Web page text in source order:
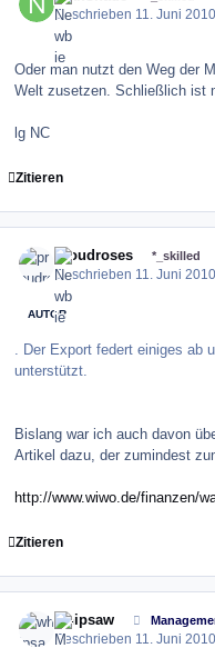
Geschrieben 11. Juni 2010
Oder man nutzt den Weg der
Welt zusetzen. Schließlich ist
lg NC
Zitieren
proudroses *_skilled
Geschrieben 11. Juni 2010
AUTOR
. Der Export federt einiges ab
unterstützt.
Bislang war ich auch davon
Artikel dazu, der zumindest
http://www.wiwo.de/finanzen/
Zitieren
whipsaw
Geschrieben 11. Juni 2010